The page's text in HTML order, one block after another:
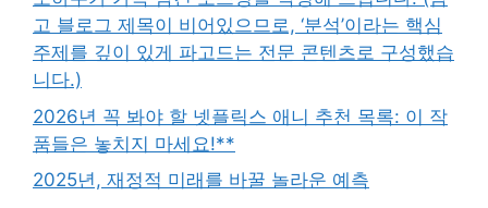
고 블로그 제목이 비어있으므로, ‘분석’이라는 핵심
주제를 깊이 있게 파고드는 전문 콘텐츠로 구성했습
니다.)
2026년 꼭 봐야 할 넷플릭스 애니 추천 목록: 이 작
품들은 놓치지 마세요!**
2025년, 재정적 미래를 바꿀 놀라운 예측